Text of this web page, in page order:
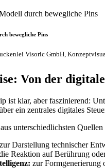
bewegliche Pins
Visoric GmbH,
Von der
ist klar, aber faszinierend:
ein zentrales digitales
unterschiedlichsten Quellen
zur Darstellung technischer
Reaktion auf Berührung
zur Formgenerierung